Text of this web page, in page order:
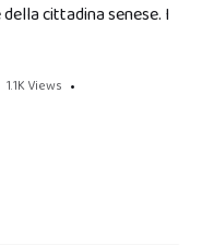
cittadina senese. I
1.1K Views